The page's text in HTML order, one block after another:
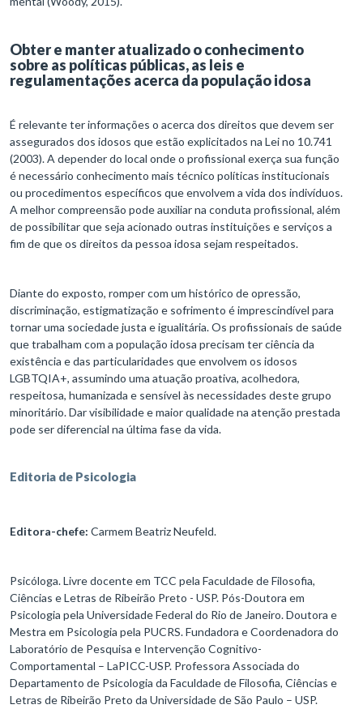
Obter e manter atualizado o conhecimento
sobre as políticas públicas, as leis e
regulamentações acerca da população idosa
É relevante ter informações o acerca dos direitos que devem ser
assegurados dos idosos que estão explicitados na Lei no 10.741
(2003). A depender do local onde o profissional exerça sua função
é necessário conhecimento mais técnico políticas institucionais
ou procedimentos específicos que envolvem a vida dos indivíduos.
A melhor compreensão pode auxiliar na conduta profissional, além
de possibilitar que seja acionado outras instituições e serviços a
fim de que os direitos da pessoa idosa sejam respeitados.
Diante do exposto, romper com um histórico de opressão,
discriminação, estigmatização e sofrimento é imprescindível para
tornar uma sociedade justa e igualitária. Os profissionais de saúde
que trabalham com a população idosa precisam ter ciência da
existência e das particularidades que envolvem os idosos
LGBTQIA+, assumindo uma atuação proativa, acolhedora,
respeitosa, humanizada e sensível às necessidades deste grupo
minoritário. Dar visibilidade e maior qualidade na atenção prestada
pode ser diferencial na última fase da vida.
Editoria de Psicologia
Editora-chefe: Carmem Beatriz Neufeld.
Psicóloga. Livre docente em TCC pela Faculdade de Filosofia,
Ciências e Letras de Ribeirão Preto - USP. Pós-Doutora em
Psicologia pela Universidade Federal do Rio de Janeiro. Doutora e
Mestra em Psicologia pela PUCRS. Fundadora e Coordenadora do
Laboratório de Pesquisa e Intervenção Cognitivo-
Comportamental – LaPICC-USP. Professora Associada do
Departamento de Psicologia da Faculdade de Filosofia, Ciências e
Letras de Ribeirão Preto da Universidade de São Paulo – USP.